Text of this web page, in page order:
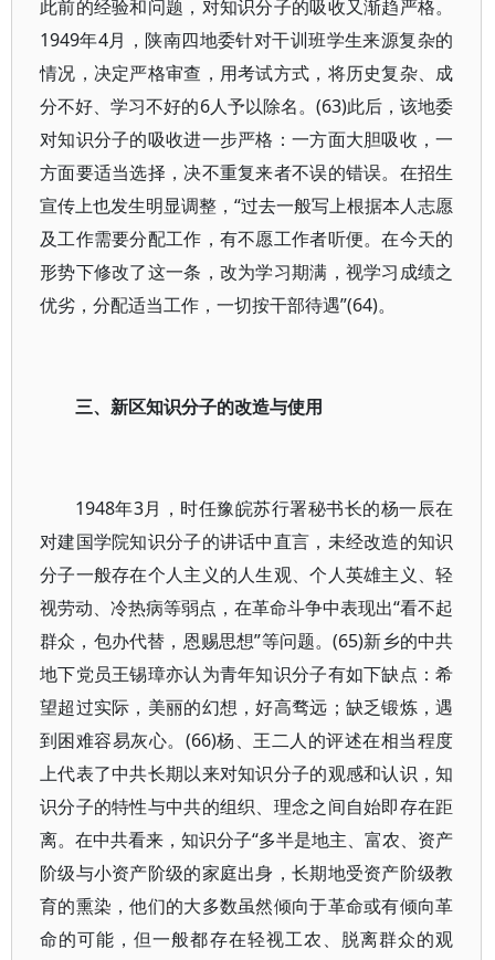
此前的经验和问题，对知识分子的吸收又渐趋严格。
1949年4月，陕南四地委针对干训班学生来源复杂的
情况，决定严格审查，用考试方式，将历史复杂、成
分不好、学习不好的6人予以除名。(63)此后，该地委
对知识分子的吸收进一步严格：一方面大胆吸收，一
方面要适当选择，决不重复来者不误的错误。在招生
宣传上也发生明显调整，“过去一般写上根据本人志愿
及工作需要分配工作，有不愿工作者听便。在今天的
形势下修改了这一条，改为学习期满，视学习成绩之
优劣，分配适当工作，一切按干部待遇”(64)。
三、新区知识分子的改造与使用
1948年3月，时任豫皖苏行署秘书长的杨一辰在
对建国学院知识分子的讲话中直言，未经改造的知识
分子一般存在个人主义的人生观、个人英雄主义、轻
视劳动、冷热病等弱点，在革命斗争中表现出“看不起
群众，包办代替，恩赐思想”等问题。(65)新乡的中共
地下党员王锡璋亦认为青年知识分子有如下缺点：希
望超过实际，美丽的幻想，好高骛远；缺乏锻炼，遇
到困难容易灰心。(66)杨、王二人的评述在相当程度
上代表了中共长期以来对知识分子的观感和认识，知
识分子的特性与中共的组织、理念之间自始即存在距
离。在中共看来，知识分子“多半是地主、富农、资产
阶级与小资产阶级的家庭出身，长期地受资产阶级教
育的熏染，他们的大多数虽然倾向于革命或有倾向革
命的可能，但一般都存在轻视工农、脱离群众的观